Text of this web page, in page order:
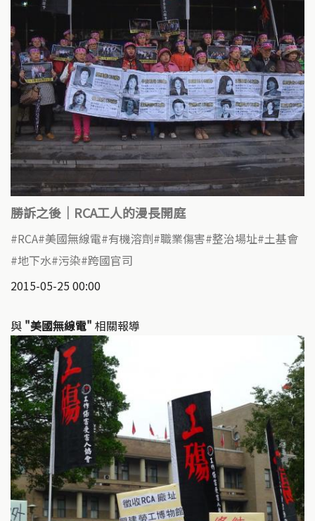
勝訴之後｜RCA工人的漫長開庭
RCA 美國無線電 有機溶劑 職業傷害 整治場址 土基會
地下水 污染 跨國官司
2015-05-25 00:00
與 "美國無線電" 相關報導